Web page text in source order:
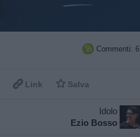
 Commenti: 6
 Link  Salva
Idolo
Ezio Bosso